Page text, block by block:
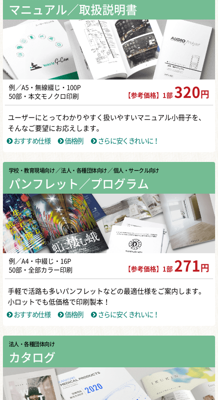
マニュアル／取扱説明書
例／A5・無線綴じ・100P
50部・本文モノクロ印刷
【参考価格】1部 320 円
ユーザーにとってわかりやすく扱いやすいマニュアル小冊子を、
そんなご要望にお応えします。
おすすめ仕様
価格例 さらに安くきれいに！
学校・教育現場向け ／ 法人・各種団体向け ／ 個人・サークル向け
パンフレット／プログラム
例／A4・中綴じ・16P
50部・全部カラー印刷
【参考価格】1部 271 円
手軽で活路も多いパンフレットなどの最適仕様をご案内します。
小ロットでも低価格で印刷製本！
おすすめ仕様
価格例 さらに安くきれいに！
法人・各種団体向け
カタログ